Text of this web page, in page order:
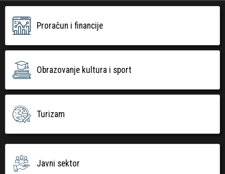
Proračun i financije
Obrazovanje kultura i sport
Turizam
Javni sektor